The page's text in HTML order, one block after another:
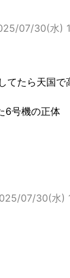
07/30(水)
てたら天国で
6号機の正体
07/30(水)